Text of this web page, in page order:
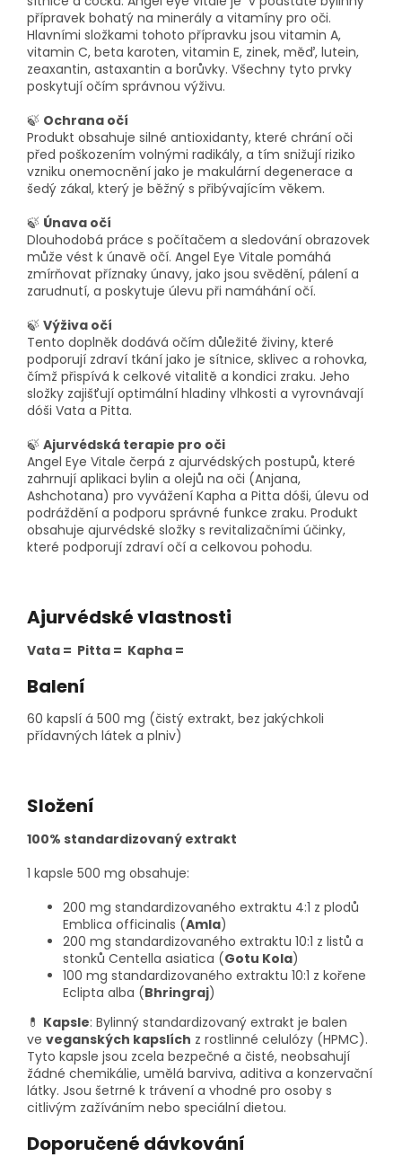
přípravek bohatý na minerály a vitamíny pro oči.
Hlavními složkami tohoto přípravku jsou vitamin A,
vitamin C, beta karoten, vitamin E, zinek, měď, lutein,
zeaxantin, astaxantin a borůvky. Všechny tyto prvky
poskytují očím správnou výživu.
🍃 Ochrana očí
Produkt obsahuje silné antioxidanty, které chrání oči
před poškozením volnými radikály, a tím snižují riziko
vzniku onemocnění jako je makulární degenerace a
šedý zákal, který je běžný s přibývajícím věkem.
🍃 Únava očí
Dlouhodobá práce s počítačem a sledování obrazovek
může vést k únavě očí. Angel Eye Vitale pomáhá
zmírňovat příznaky únavy, jako jsou svědění, pálení a
zarudnutí, a poskytuje úlevu při namáhání očí.
🍃 Výživa očí
Tento doplněk dodává očím důležité živiny, které
podporují zdraví tkání jako je sítnice, sklivec a rohovka,
čímž přispívá k celkové vitalitě a kondici zraku. Jeho
složky zajišťují optimální hladiny vlhkosti a vyrovnávají
dóši Vata a Pitta.
🍃 Ajurvédská terapie pro oči
Angel Eye Vitale čerpá z ajurvédských postupů, které
zahrnují aplikaci bylin a olejů na oči (Anjana,
Ashchotana) pro vyvážení Kapha a Pitta dóši, úlevu od
podráždění a podporu správné funkce zraku. Produkt
obsahuje ajurvédské složky s revitalizačními účinky,
které podporují zdraví očí a celkovou pohodu.
Ajurvédské vlastnosti
Vata = Pitta = Kapha =
Balení
60 kapslí á 500 mg (čistý extrakt, bez jakýchkoli
přídavných látek a plniv)
Složení
100% standardizovaný extrakt
1 kapsle 500 mg obsahuje:
200 mg standardizovaného extraktu 4:1 z plodů
Emblica officinalis (Amla)
200 mg standardizovaného extraktu 10:1 z listů a
stonků Centella asiatica (Gotu Kola)
100 mg standardizovaného extraktu 10:1 z kořene
Eclipta alba (Bhringraj)
💊 Kapsle: Bylinný standardizovaný extrakt je balen
ve veganských kapslích z rostlinné celulózy (HPMC).
Tyto kapsle jsou zcela bezpečné a čisté, neobsahují
žádné chemikálie, umělá barviva, aditiva a konzervační
látky. Jsou šetrné k trávení a vhodné pro osoby s
citlivým zažíváním nebo speciální dietou.
Doporučené dávkování